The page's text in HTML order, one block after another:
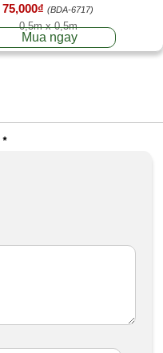
75,000₫ (BDA-6717)
0,5m x 0,5m
Mua ngay
*